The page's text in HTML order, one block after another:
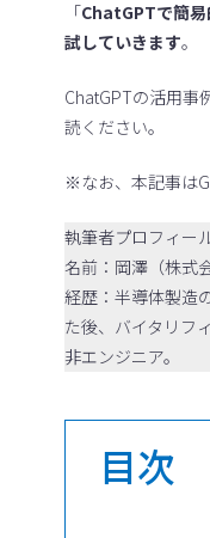
「ChatGPTで簡易
試していきます。
ChatGPTの活用事
読ください。
※なお、本記事は
執筆者プロフィー
名前：岡澤（株式
経歴：半導体製造
た後、バイタリフ
非エンジニア。
目次